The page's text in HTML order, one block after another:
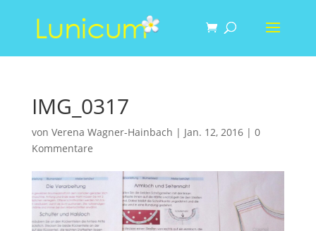
IMG_0317
von Verena Wagner-Hainbach | Jan. 12, 2016| 0
Kommentare